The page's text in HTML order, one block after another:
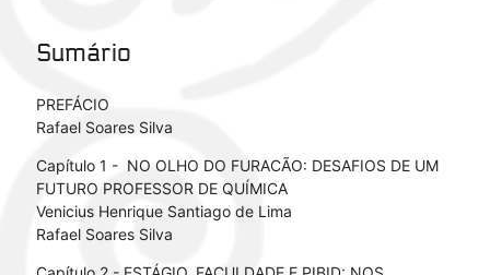
Sumário
PREFÁCIO
Rafael Soares Silva
Capítulo 1 - NO OLHO DO FURACÃO: DESAFIOS DE UM
FUTURO PROFESSOR DE QUÍMICA
Venicius Henrique Santiago de Lima
Rafael Soares Silva